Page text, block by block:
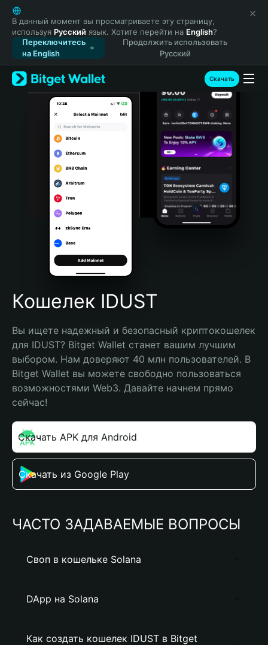
English
日本語
Tiếng Việt
Русский
Español (Latinoamérica)
Türkçe
Italiano
Português (Portugal)
Bahasa Indonesia
Português (Brasil)
Español (Argentina)
В данный момент вы просматриваете эту страницу,
используя Русский язык. Хотите перейти на English?
Переключитесь
на English
Продолжить использовать
Русский
Скачать
Кошелек IDUST
Вы ищете надежный и безопасный криптокошелек
для IDUST? Bitget Wallet станет вашим лучшим
выбором. Нам доверяют 40 млн пользователей. В
Bitget Wallet вы можете свободно пользоваться
возможностями Web3. Давайте начнем прямо
сейчас!
Скачать APK для Android
Скачать из Google Play
ЧАСТО ЗАДАВАЕМЫЕ ВОПРОСЫ
Своп в кошельке Solana
DApp на Solana
Как создать кошелек IDUST в Bitget